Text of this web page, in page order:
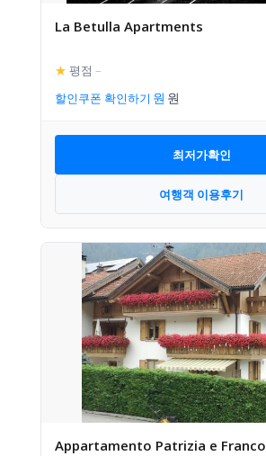
La Betulla Apartments
★ 평점 –
할인쿠폰 확인하기
최저가확인
여행객 이용후기
Appartamento Patrizia e Franco